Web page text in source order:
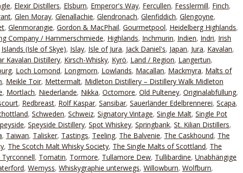
, Elexir Distillers, Elsburn, Emperor's Way, Fercullen, Fesslermill, Finch,
, Glen Moray, Glenallachie, Glendronach, Glenfiddich, Glengoyne,
, Glenmorangie, Gordon & MacPhail, Gourmetpool, Heidelberg Highlands,
Company / Hammerschmiede, Highlands, Inchmurin, Indien, Indri, Irish
Islands (Isle of Skye), Islay, Isle of Jura, Jack Daniel's, Japan, Jura, Kavalan,
Kavalan Distillery, Kirsch-Whisky, Kyrö, Land / Region, Langertun,
, Loch Lomond, Longmorn, Lowlands, Macallan, Mackmyra, Malts of
, Meikle Toir, Mettermalt, Midleton Distillery – Distillery Walk Midleton
, Mortlach, Niederlande, Nikka, Octomore, Old Pulteney, Originalabfüllung,
, Redbreast, Rolf Kaspar, Sansibar, Sauerländer Edelbrennerei, Scapa,
, Schweden, Schweiz, Signatory Vintage, Single Malt, Single Pot
, Speyside Distillery, Spot Whiskey, Springbank, St. Kilian Distillers,
, Taiwan, Talisker, Tastings, Teeling, The Balvenie, The Caskhound, The
, The Scotch Malt Whisky Society, The Single Malts of Scottland, The
Tyrconnell, Tomatin, Tormore, Tullamore Dew, Tullibardine, Unabhängige
, Wemyss, Whiskygraphie unterwegs, Willowburn, Wolfburn,